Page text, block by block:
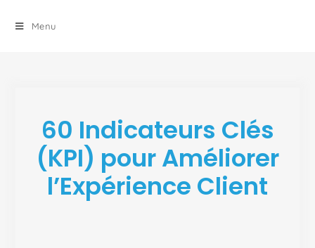
Menu
60 Indicateurs Clés
(KPI) pour Améliorer
l’Expérience Client